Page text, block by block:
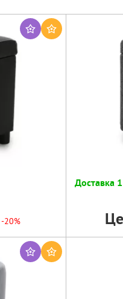
-20%
Доставка